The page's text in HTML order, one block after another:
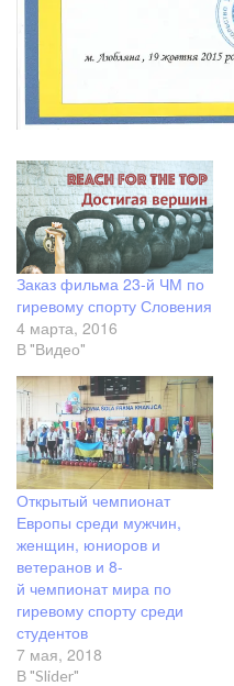
Заказ фильма 23-й ЧМ по
гиревому спорту Словения
4 марта, 2016
В "Видео"
Открытый чемпионат
Европы среди мужчин,
женщин, юниоров и
ветеранов и 8-
й чемпионат мира по
гиревому спорту среди
студентов
7 мая, 2018
В "Slider"